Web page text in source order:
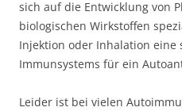
sich auf die Entwicklung von
biologischen Wirkstoffen
Injektion oder Inhalation eine
Immunsystems für ein
Leider ist bei vielen